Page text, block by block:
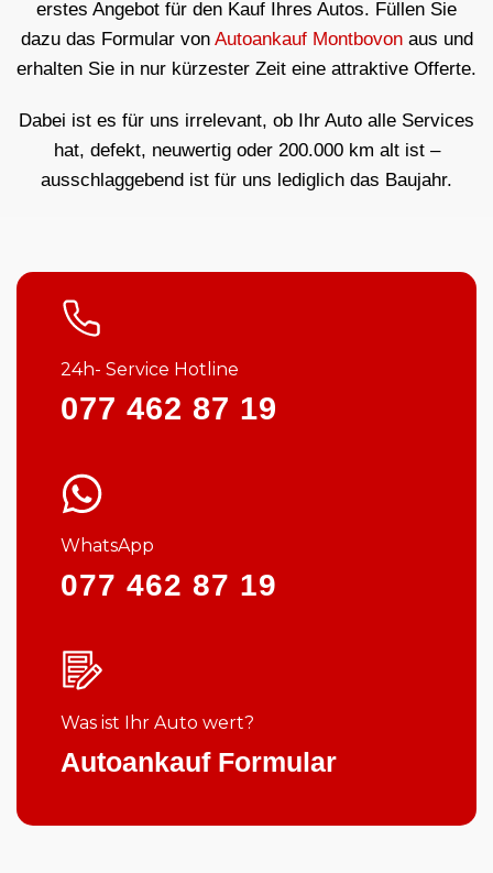
erstes Angebot für den Kauf Ihres Autos. Füllen Sie
dazu das Formular von Autoankauf Montbovonaus und
erhalten Sie in nur kürzester Zeit eine attraktive Offerte.
Dabei ist es für uns irrelevant, ob Ihr Auto alle Services
hat, defekt, neuwertig oder 200.000 km alt ist –
ausschlaggebend ist für uns lediglich das Baujahr.
24h- Service Hotline
077 462 87 19
WhatsApp
077 462 87 19
Was ist Ihr Auto wert?
Autoankauf Formular